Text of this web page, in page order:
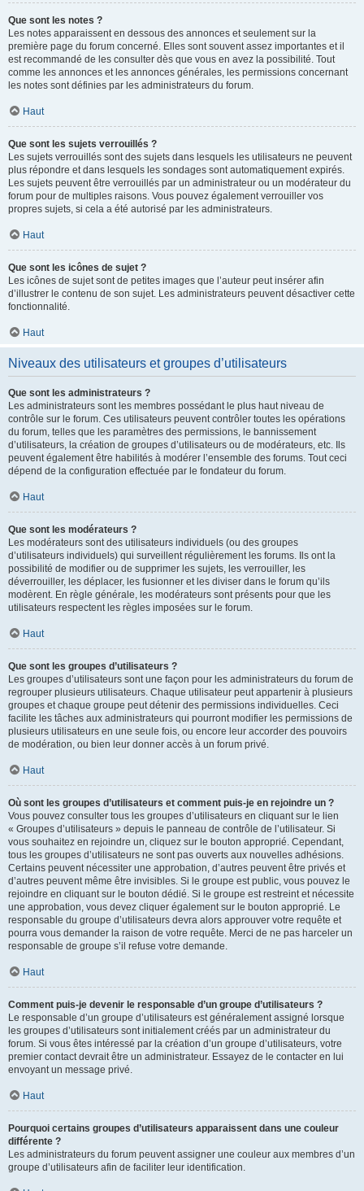
Que sont les notes ?
Les notes apparaissent en dessous des annonces et seulement sur la
première page du forum concerné. Elles sont souvent assez importantes et il
est recommandé de les consulter dès que vous en avez la possibilité. Tout
comme les annonces et les annonces générales, les permissions concernant
les notes sont définies par les administrateurs du forum.
Haut
Que sont les sujets verrouillés ?
Les sujets verrouillés sont des sujets dans lesquels les utilisateurs ne peuvent
plus répondre et dans lesquels les sondages sont automatiquement expirés.
Les sujets peuvent être verrouillés par un administrateur ou un modérateur du
forum pour de multiples raisons. Vous pouvez également verrouiller vos
propres sujets, si cela a été autorisé par les administrateurs.
Haut
Que sont les icônes de sujet ?
Les icônes de sujet sont de petites images que l’auteur peut insérer afin
d’illustrer le contenu de son sujet. Les administrateurs peuvent désactiver cette
fonctionnalité.
Haut
Niveaux des utilisateurs et groupes d’utilisateurs
Que sont les administrateurs ?
Les administrateurs sont les membres possédant le plus haut niveau de
contrôle sur le forum. Ces utilisateurs peuvent contrôler toutes les opérations
du forum, telles que les paramètres des permissions, le bannissement
d’utilisateurs, la création de groupes d’utilisateurs ou de modérateurs, etc. Ils
peuvent également être habilités à modérer l’ensemble des forums. Tout ceci
dépend de la configuration effectuée par le fondateur du forum.
Haut
Que sont les modérateurs ?
Les modérateurs sont des utilisateurs individuels (ou des groupes
d’utilisateurs individuels) qui surveillent régulièrement les forums. Ils ont la
possibilité de modifier ou de supprimer les sujets, les verrouiller, les
déverrouiller, les déplacer, les fusionner et les diviser dans le forum qu’ils
modèrent. En règle générale, les modérateurs sont présents pour que les
utilisateurs respectent les règles imposées sur le forum.
Haut
Que sont les groupes d’utilisateurs ?
Les groupes d’utilisateurs sont une façon pour les administrateurs du forum de
regrouper plusieurs utilisateurs. Chaque utilisateur peut appartenir à plusieurs
groupes et chaque groupe peut détenir des permissions individuelles. Ceci
facilite les tâches aux administrateurs qui pourront modifier les permissions de
plusieurs utilisateurs en une seule fois, ou encore leur accorder des pouvoirs
de modération, ou bien leur donner accès à un forum privé.
Haut
Où sont les groupes d’utilisateurs et comment puis-je en rejoindre un ?
Vous pouvez consulter tous les groupes d’utilisateurs en cliquant sur le lien
« Groupes d’utilisateurs » depuis le panneau de contrôle de l’utilisateur. Si
vous souhaitez en rejoindre un, cliquez sur le bouton approprié. Cependant,
tous les groupes d’utilisateurs ne sont pas ouverts aux nouvelles adhésions.
Certains peuvent nécessiter une approbation, d’autres peuvent être privés et
d’autres peuvent même être invisibles. Si le groupe est public, vous pouvez le
rejoindre en cliquant sur le bouton dédié. Si le groupe est restreint et nécessite
une approbation, vous devez cliquer également sur le bouton approprié. Le
responsable du groupe d’utilisateurs devra alors approuver votre requête et
pourra vous demander la raison de votre requête. Merci de ne pas harceler un
responsable de groupe s’il refuse votre demande.
Haut
Comment puis-je devenir le responsable d’un groupe d’utilisateurs ?
Le responsable d’un groupe d’utilisateurs est généralement assigné lorsque
les groupes d’utilisateurs sont initialement créés par un administrateur du
forum. Si vous êtes intéressé par la création d’un groupe d’utilisateurs, votre
premier contact devrait être un administrateur. Essayez de le contacter en lui
envoyant un message privé.
Haut
Pourquoi certains groupes d’utilisateurs apparaissent dans une couleur
différente ?
Les administrateurs du forum peuvent assigner une couleur aux membres d’un
groupe d’utilisateurs afin de faciliter leur identification.